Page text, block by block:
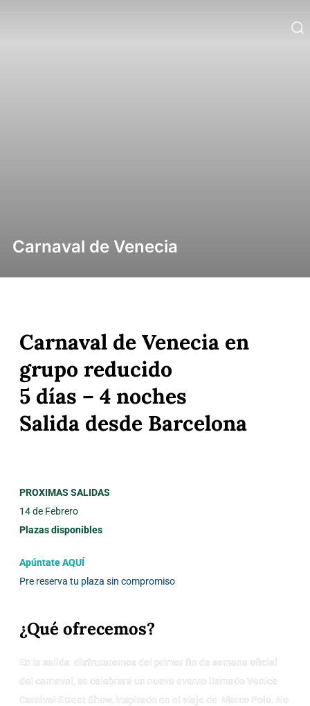
Carnaval de Venecia
Carnavalde Venecia en
grupo reducido
5 días – 4 noches
Salida desde Barcelona
PROXIMAS SALIDAS
14 de Febrero
Plazas disponibles
Apúntate AQUÍ
Pre reserva tu plaza sin compromiso
¿Qué ofrecemos?
En la salida disfrutaremos del primer fin de semana oficial
del carnaval, se celebrará un nuevo evento llamado Venice
Carnival Street Show, inspirado en el viaje de Marco Polo. No